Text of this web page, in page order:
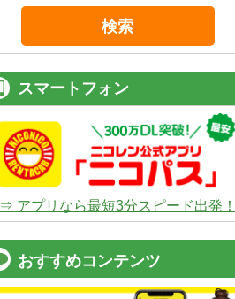
検索
スマートフォン
⇒ アプリなら最短3分スピード出発！
おすすめコンテンツ